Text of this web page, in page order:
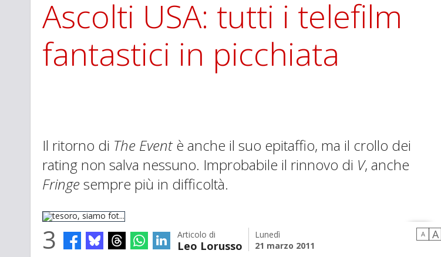
STAR TREK: STRANGE NEW WORLDS
Ascolti USA: tutti i telefilm
fantastici in picchiata
Il ritorno di The Eventè anche il suo epitaffio, ma il crollo dei
rating non salva nessuno. Improbabile il rinnovo di V, anche
Fringe sempre più in difficoltà.
3 Articolo di
Leo Lorusso
Lunedì
21 marzo 2011
A A